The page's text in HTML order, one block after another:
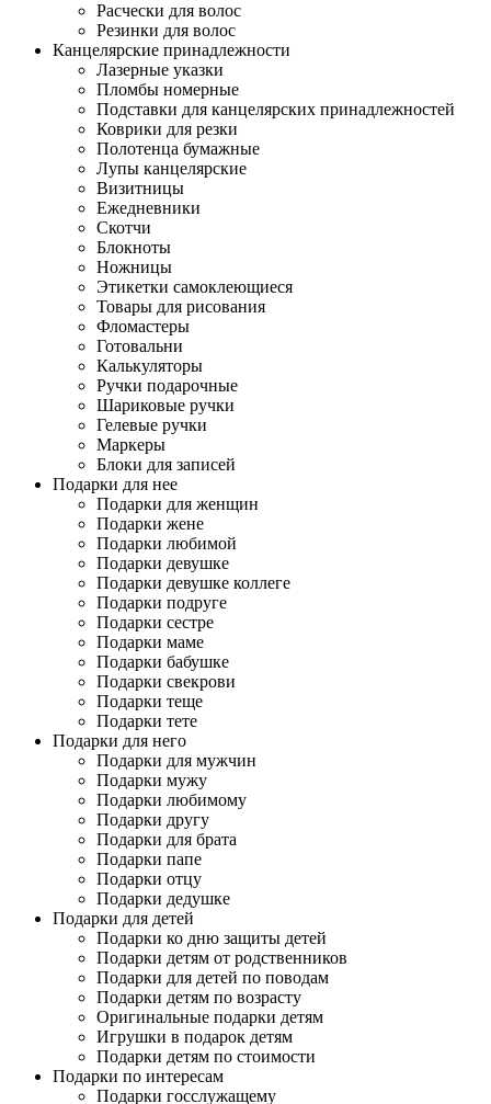
Расчески для волос
Резинки для волос
Канцелярские принадлежности
Лазерные указки
Пломбы номерные
Подставки для канцелярских принадлежностей
Коврики для резки
Полотенца бумажные
Лупы канцелярские
Визитницы
Ежедневники
Скотчи
Блокноты
Ножницы
Этикетки самоклеющиеся
Товары для рисования
Фломастеры
Готовальни
Калькуляторы
Ручки подарочные
Шариковые ручки
Гелевые ручки
Маркеры
Блоки для записей
Подарки для нее
Подарки для женщин
Подарки жене
Подарки любимой
Подарки девушке
Подарки девушке коллеге
Подарки подруге
Подарки сестре
Подарки маме
Подарки бабушке
Подарки свекрови
Подарки теще
Подарки тете
Подарки для него
Подарки для мужчин
Подарки мужу
Подарки любимому
Подарки другу
Подарки для брата
Подарки папе
Подарки отцу
Подарки дедушке
Подарки для детей
Подарки ко дню защиты детей
Подарки детям от родственников
Подарки для детей по поводам
Подарки детям по возрасту
Оригинальные подарки детям
Игрушки в подарок детям
Подарки детям по стоимости
Подарки по интересам
Подарки госслужащему